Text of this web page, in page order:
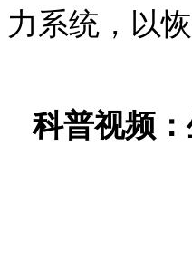
力系统，以恢
科普视频